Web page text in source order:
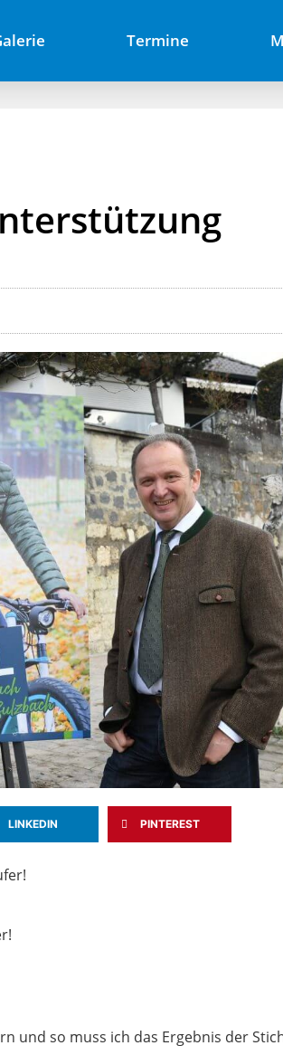
Termine
LINKEDIN PINTEREST
und so muss ich das Ergebnis der